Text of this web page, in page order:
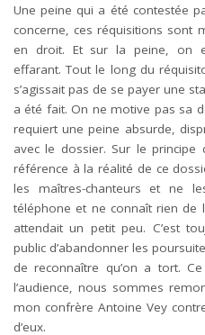
Une peine qui a été contestée
concerne, ces réquisitions sont
en droit. Et sur la peine, on
effarant. Tout le long du
s’agissait pas de se payer une
a été fait. On ne motive pas sa
requiert une peine absurde,
avec le dossier. Sur le principe
référence à la réalité de ce
les maîtres-chanteurs et ne
téléphone et ne connaît rien de
attendait un petit peu. C’est
public d’abandonner les
de reconnaître qu’on a tort.
l’audience, nous sommes
mon confrère Antoine Vey
d’eux.